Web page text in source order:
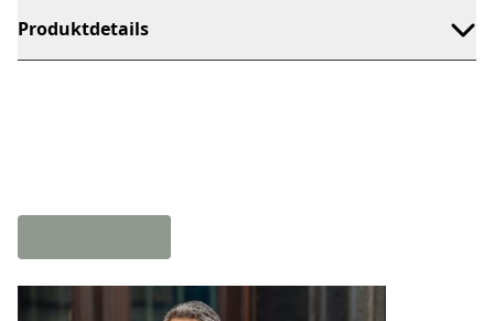
Produktdetails